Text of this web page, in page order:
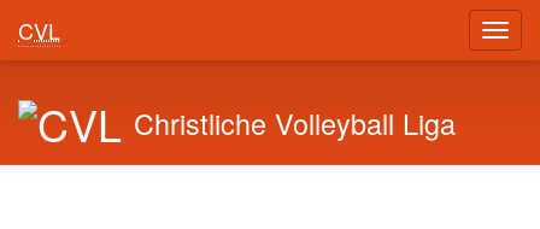
CVL
Christliche Volleyball Liga